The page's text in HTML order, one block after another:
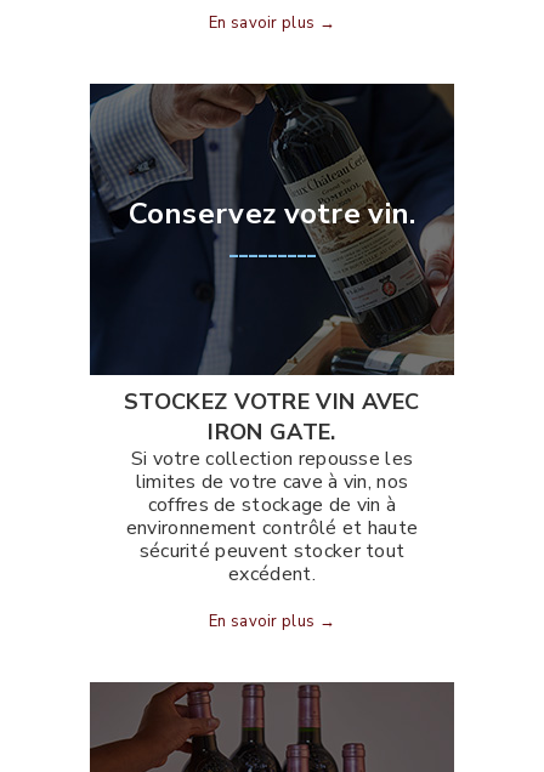
En savoir plus →
Conservez votre vin.
_________
STOCKEZ VOTRE VIN AVEC
IRON GATE.
Si votre collection repousse les
limites de votre cave à vin, nos
coffres de stockage de vin à
environnement contrôlé et haute
sécurité peuvent stocker tout
excédent.
En savoir plus →